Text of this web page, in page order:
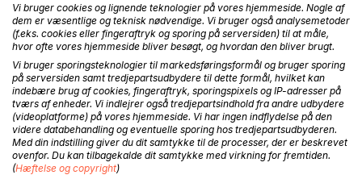
BESKRIVELSE
Underflugt vender tilbage, men henter ansigter ind på de
navnløse digte. Alt er en drøm. Alt er en kort drøm i en
vidunderlig maskine. Disse digte kredser om kendte såvel
som ukendte danskere, men lander først når du lukker
øjnene.
Vi bruger cookies og lignende teknologier på vores hjemmeside. Nogle af
dem er væsentlige og teknisk nødvendige. Vi bruger også analysemetoder
(f.eks. cookies eller fingeraftryk og sporing på serversiden) til at måle,
hvor ofte vores hjemmeside bliver besøgt, og hvordan den bliver brugt.
Vi bruger sporingsteknologier til markedsføringsformål og bruger sporing
på serversiden samt tredjepartsudbydere til dette formål, hvilket kan
indebære brug af cookies, fingeraftryk, sporingspixels og IP-adresser på
tværs af enheder. Vi indlejrer også tredjepartsindhold fra andre udbydere
(videoplatforme) på vores hjemmeside. Vi har ingen indflydelse på den
videre databehandling og eventuelle sporing hos tredjepartsudbyderen.
Med din indstilling giver du dit samtykke til de processer, der er beskrevet
ovenfor. Du kan tilbagekalde dit samtykke med virkning for fremtiden.
(Hæftelse og copyright)